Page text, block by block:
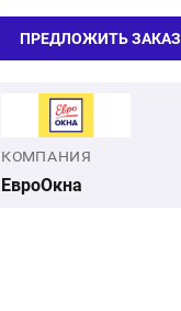
ПРЕДЛОЖИТЬ ЗАКАЗ
КОМПАНИЯ
ЕвроОкна